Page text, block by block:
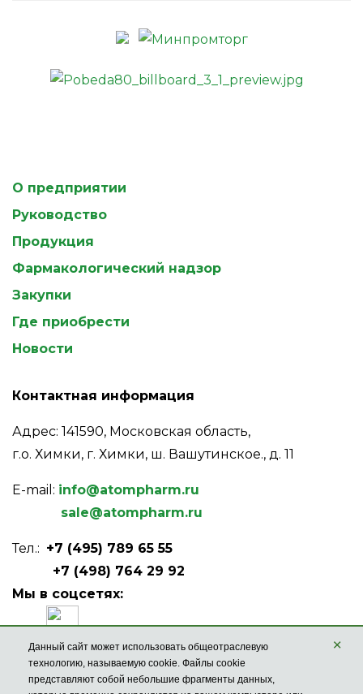
О предприятии
Руководство
Продукция
Фармакологический надзор
Закупки
Где приобрести
Новости
Контактная информация
Адрес: 141590, Московская область,
г.о. Химки, г. Химки, ш. Вашутинское., д. 11
E-mail: info@atompharm.ru
sale@atompharm.ru
Тел.: +7 (495) 789 65 55
+7 (498) 764 29 92
Мы в соцсетях:
ЗАДАТЬ ВОПРОС
Данный сайт может использовать общеотраслевую
технологию, называемую cookie. Файлы cookie
представляют собой небольшие фрагменты данных,
×